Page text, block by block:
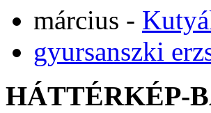
március -
gyursanszki
HÁTTÉRKÉP-